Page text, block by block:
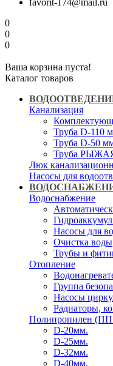
favorit-174@mail.ru
0
0
0
Ваша корзина пуста!
Каталог товаров
Канализация
Труба D-110
Труба D-50
Труба
Люк
Насосы для
Водоснабжение
Насосы для
Очистка воды
Трубы и
Отопление
Группа
Насосы
Радиаторы,
Полипропилен
D-20мм.
D-25мм.
D-32мм.
D-40мм.